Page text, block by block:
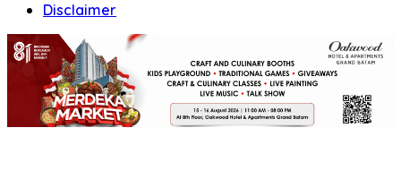
Disclaimer